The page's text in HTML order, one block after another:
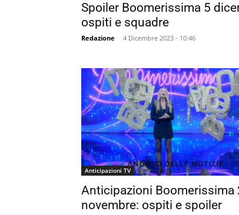
Spoiler Boomerissima 5
ospiti e squadre
Redazione - 4 Dicembre 2023 - 10:46
Anticipazioni TV
Anticipazioni Boomerissima
novembre: ospiti e spoiler